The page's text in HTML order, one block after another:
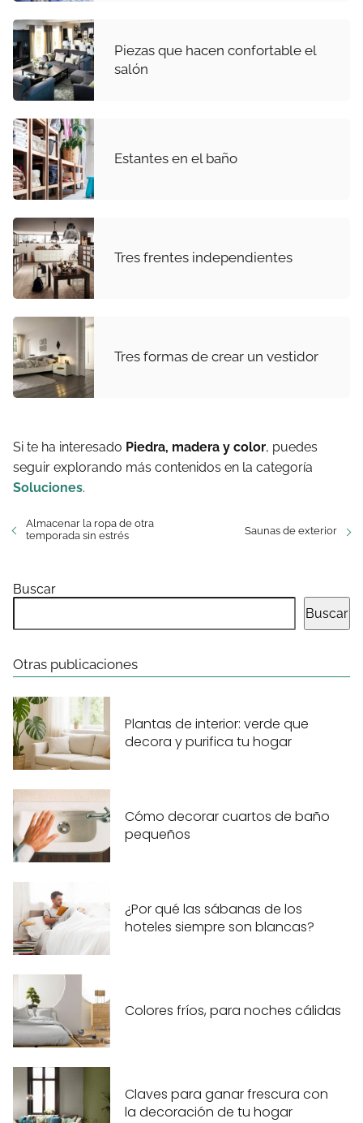
Piezas que hacen confortable el
salón
Estantes en el baño
Tres frentes independientes
Tres formas de crear un vestidor
Si te ha interesado Piedra, madera y color, puedes
seguir explorando más contenidos en la categoría
Soluciones.
Almacenar la ropa de otra
temporada sin estrés
Saunas de exterior
Buscar
Buscar
Otras publicaciones
Plantas de interior: verde que
decora y purifica tu hogar
Cómo decorar cuartos de baño
pequeños
¿Por qué las sábanas de los
hoteles siempre son blancas?
Colores fríos, para noches cálidas
Claves para ganar frescura con
la decoración de tu hogar